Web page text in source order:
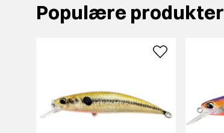
Populære produkter